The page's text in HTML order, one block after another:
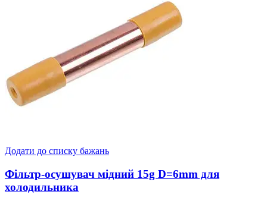
Додати до списку бажань
Фільтр-осушувач мідний 15g D=6mm для
холодильника